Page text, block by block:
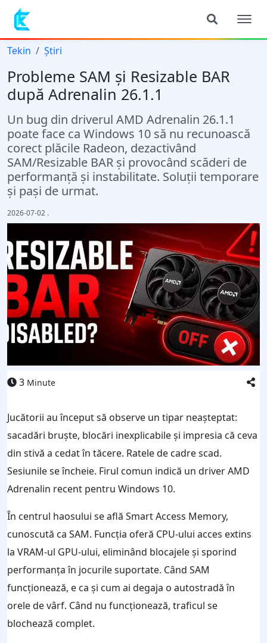
Tekin Știri
Probleme SAM și Resizable BAR
după Adrenalin 26.1.1
Un bug din driverul AMD Adrenalin 26.1.1
poate face ca Windows 10 să nu recunoască
corect plăcile Radeon, dezactivând
SAM/Resizable BAR și provocând scăderi de
performanță și instabilitate. Soluții temporare
și pași de urmat.
2026-07-02 .
3 Minute
Jucătorii au început să observe un tipar neașteptat:
sacadări bruște, blocări inexplicabile și impresia că ceva
din stivă a cedat în tăcere. Ratele de cadre scad.
Sesiunile se încheie. Firul comun indică un driver AMD
Adrenalin recent pentru Windows 10.
În centrul haosului se află Smart Access Memory,
cunoscută ca SAM. Funcția oferă CPU-ului acces extins
la VRAM-ul GPU-ului, eliminând blocajele și sporind
performanța în jocurile suportate. Când SAM
funcționează, e ca și cum ai degaja o autostradă în
orele de vârf. Când nu funcționează, traficul se
blochează complet.